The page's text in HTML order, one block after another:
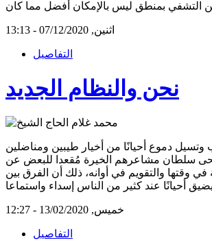
اثنين, 07/12/2020 - 13:13
التفاصيل
نحن والنظام الجديد
دموع أحيانًا من أخيار طيبين ومناضلين
سلطان مشاعرهم الخيرة مُقعدا للبعض عن
في وقتها والتقويم في أوانه، ذلك أن الفرق بين
خميس, 13/02/2020 - 12:27
التفاصيل